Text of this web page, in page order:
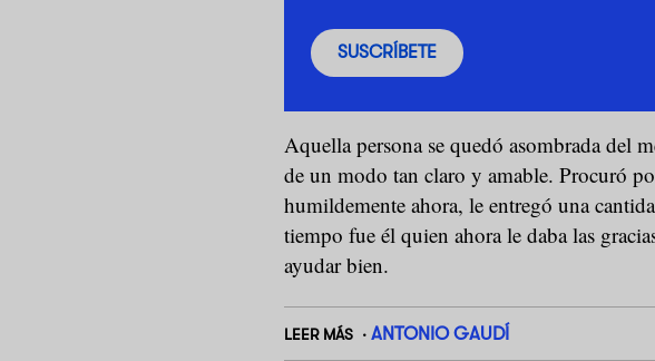
SUSCRÍBETE
Aquella persona se quedó asombrada del
de un modo tan claro y amable. Procuró
humildemente ahora, le entregó una
tiempo fue él quien ahora le daba las
ayudar bien.
LEER MÁS ANTONIO GAUDÍ